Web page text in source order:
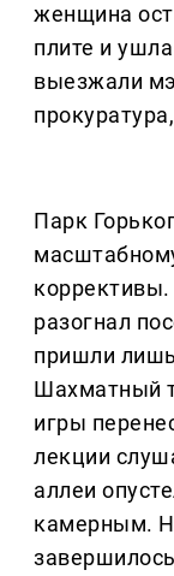
женщина
плите и
выезжали
Парк
разогнал
пришли
Шахматный
игры
лекции
аллеи
камерным.